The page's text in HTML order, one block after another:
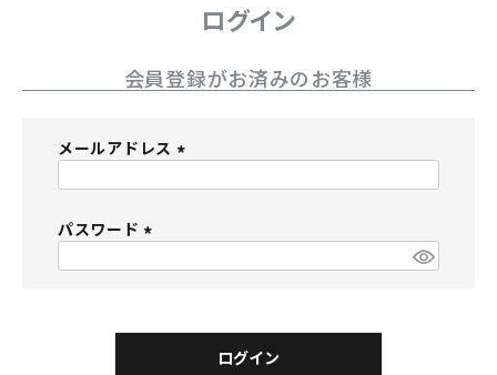
ログイン
会員登録がお済みのお客様
メールアドレス
パスワード
)
ログイン